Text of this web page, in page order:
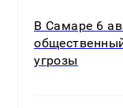
В Самаре 6
угрозы